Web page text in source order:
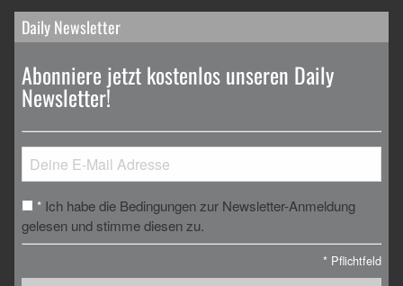
Daily Newsletter
Abonniere jetzt kostenlos unseren Daily
Newsletter!
* Ich habe die Bedingungen zur Newsletter-Anmeldung
gelesen und stimme diesen zu.
* Pflichtfeld